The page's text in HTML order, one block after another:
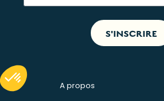
S'INSCRIRE
A propos